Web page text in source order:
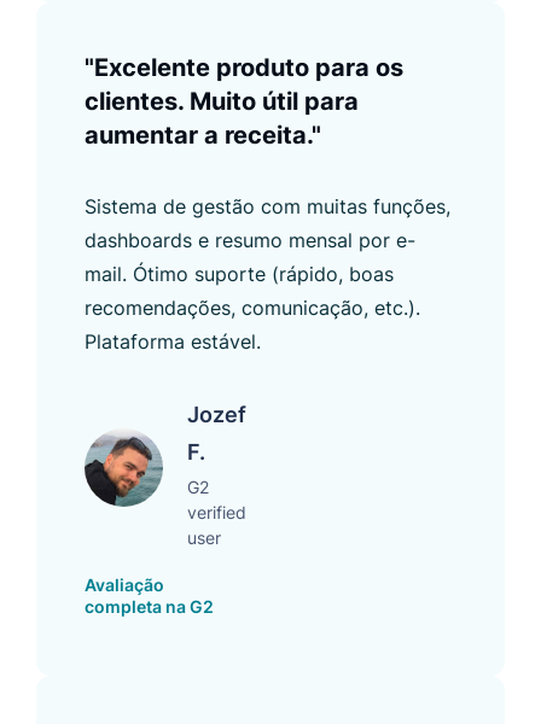
"Excelente produto para os
clientes. Muito útil para
aumentar a receita."
Sistema de gestão com muitas funções,
dashboards e resumo mensal por e-
mail. Ótimo suporte (rápido, boas
recomendações, comunicação, etc.).
Plataforma estável.
Jozef
F.
G2
verified
user
Avaliação
completa na G2